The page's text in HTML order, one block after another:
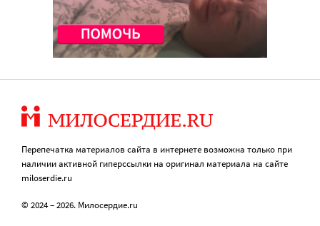
Перепечатка материалов сайта в интернете возможна только при
наличии активной гиперссылки на оригинал материала на сайте
miloserdie.ru
© 2024 – 2026. Милосердие.ru